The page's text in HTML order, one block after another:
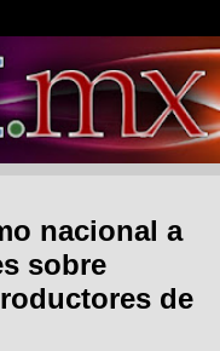
nacional a
sobre
de